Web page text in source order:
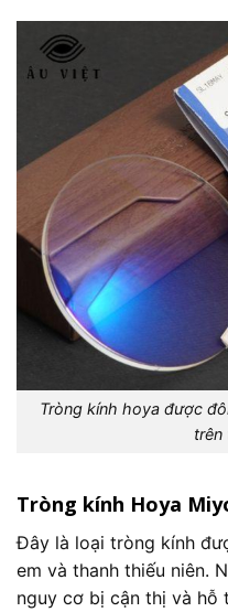
Tròng kính hoya được
trên
Tròng kính Hoya
Đây là loại tròng kính
em và thanh thiếu niên.
nguy cơ bị cận thị và